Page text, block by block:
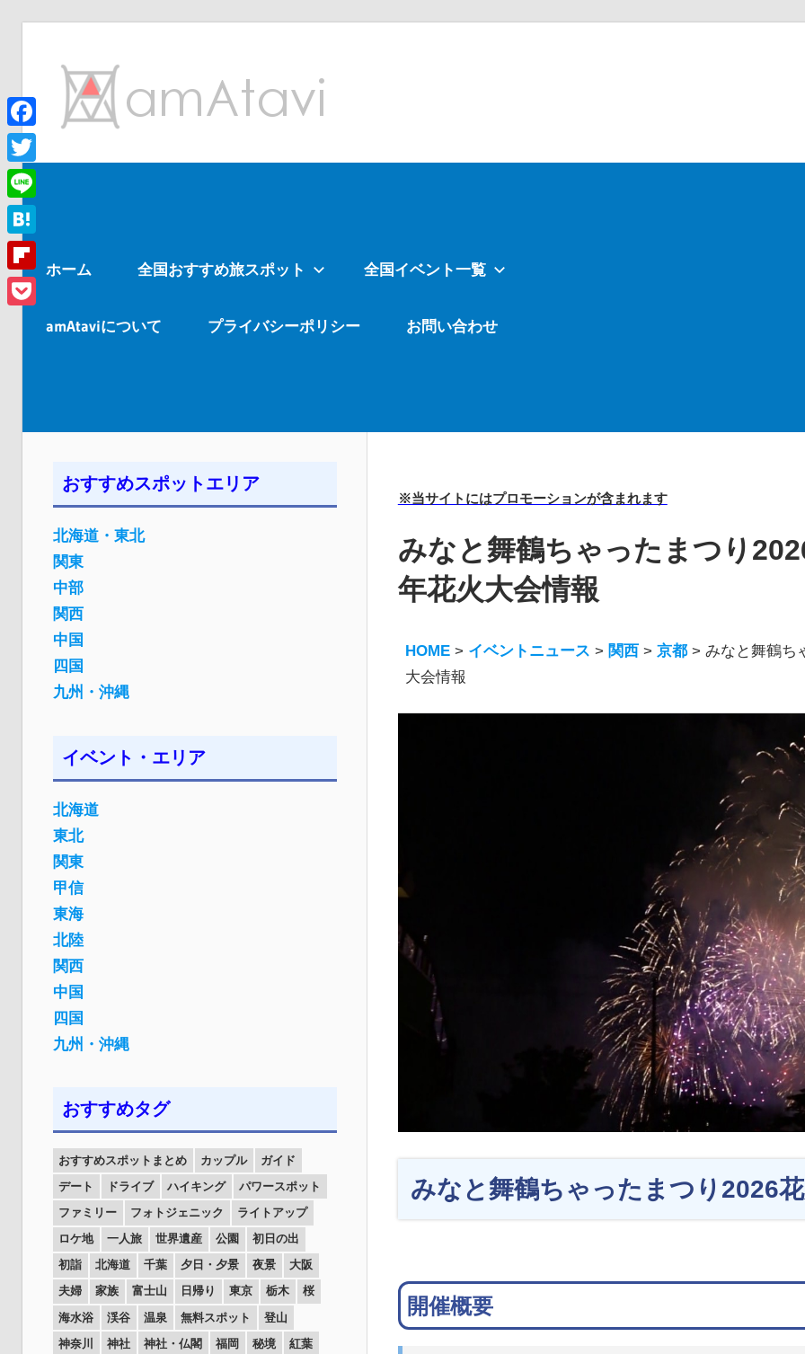
ン
ツ
へ
ス
キ
ッ
プ
を
旅
出
ホーム 全国おすすめ旅スポット 全国イベント一覧
amAtaviについて プライバシーポリシー お問い合わせ
※当サイトにはプロモーションが含まれます
みなと舞鶴ちゃったまつり
年花火大会情報
HOME > イベントニュース > 関西 >京都 >みなと舞鶴ち
大会情報
みなと舞鶴ちゃったまつり2026
開催概要
おすすめスポットエリア
北海道・東北
関東
中部
関西
中国
四国
九州・沖縄
イベント・エリア
北海道
東北
関東
甲信
東海
北陸
関西
中国
四国
九州・沖縄
おすすめタグ
おすすめスポットまとめ カップル
ガイド
デート
ドライブ ハイキング
パワースポット
ファミリー
フォトジェニック
ライトアップ
ロケ地
一人旅 世界遺産 公園
初日の出
初詣
北海道 千葉 夕日・夕景 夜景
大阪
夫婦
家族 富士山 日帰り 東京 栃木
桜
海水浴
渓谷 温泉 無料スポット
登山
神奈川
神社 神社・仏閣 福岡 秘境
紅葉
Facebook
Twitter
Line
Hatena
Flipboard
Pocket